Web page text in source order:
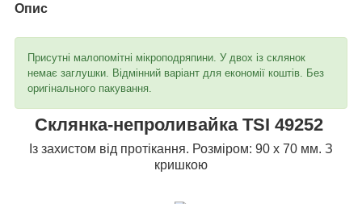
Опис
Присутні малопомітні мікроподряпини. У двох із склянок
немає заглушки. Відмінний варіант для економії коштів. Без
оригінального пакування.
Склянка-непроливайка TSI 49252
Із захистом від протікання. Розміром: 90 х 70 мм. З
кришкою